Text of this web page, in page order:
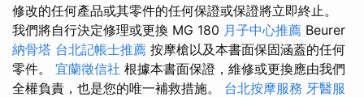
修改的任何產品或其零件的任何保證或保證將立即終止。
我們將自行決定修理或更換 MG 180 月子中心推薦 Beurer
納骨塔 台北記帳士推薦 按摩槍以及本書面保固涵蓋的任何
零件。 宜蘭徵信社 根據本書面保證，維修或更換應由我們
全權負責，也是您的唯一補救措施。 台北按摩服務 牙醫服